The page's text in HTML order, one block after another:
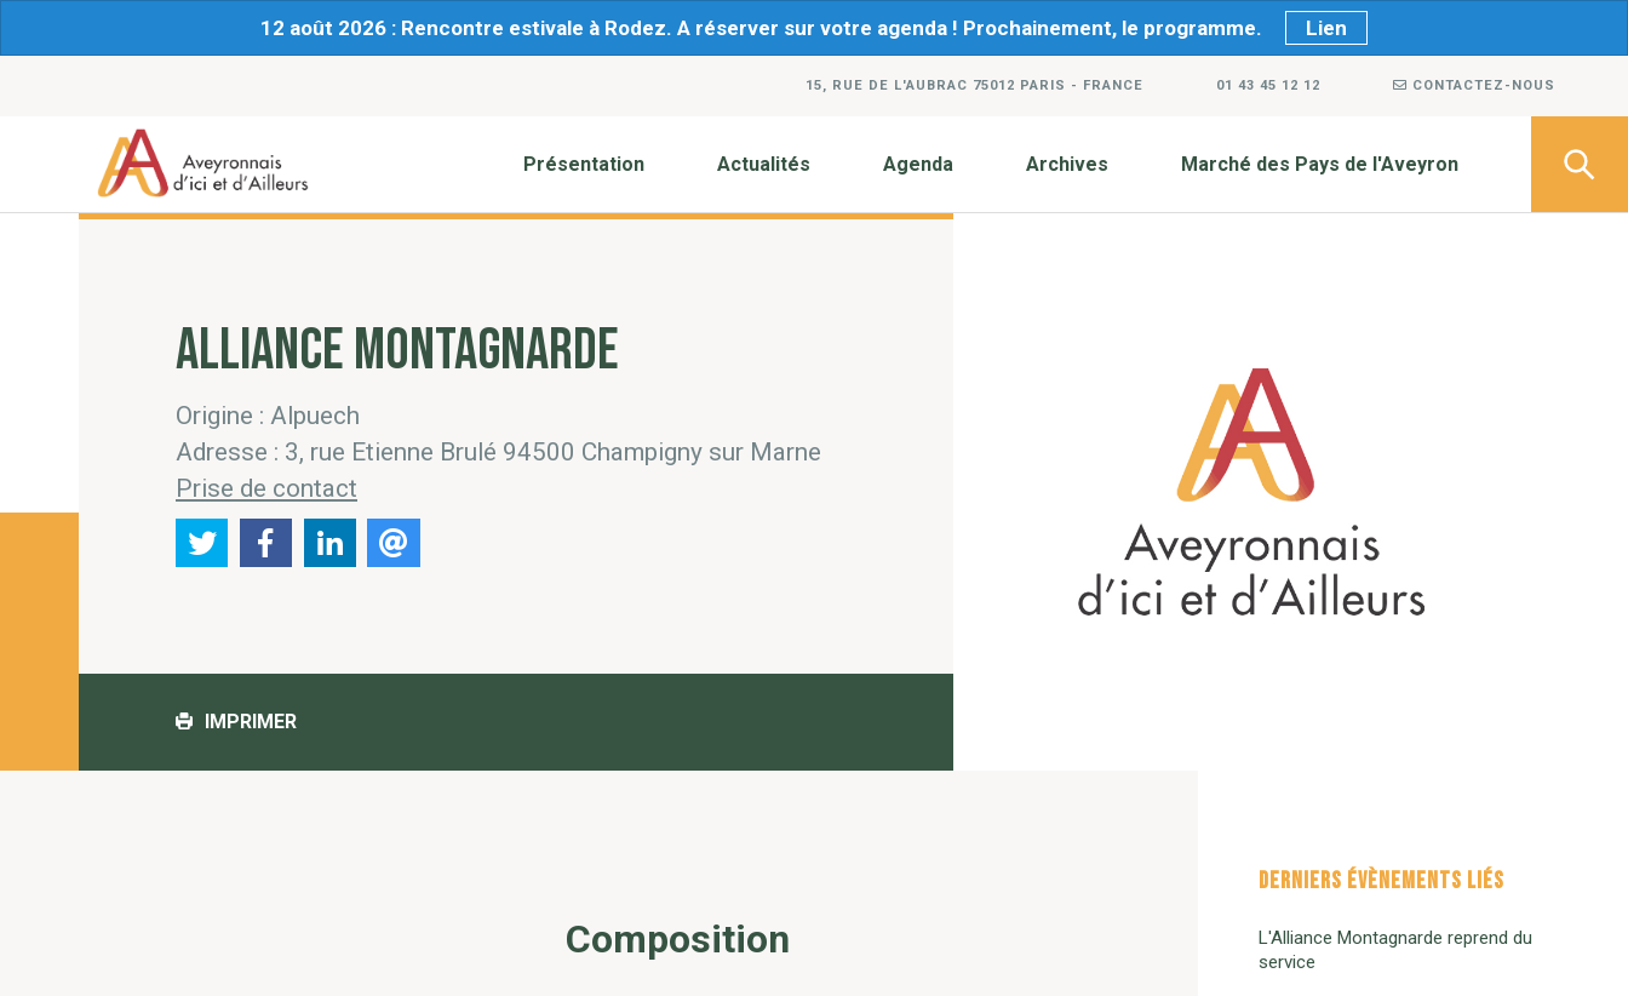
12 août 2026 : Rencontre estivale à Rodez. A réserver sur votre agenda ! Prochainement, le programme. Lien
15, RUE DE L'AUBRAC 75012 PARIS - FRANCE 01 43 45 12 12 CONTACTEZ-NOUS
Présentation Actualités Agenda Archives Marché des Pays de l'Aveyron
ALLIANCE MONTAGNARDE
Origine : Alpuech
Adresse : 3, rue Etienne Brulé 94500 Champigny sur Marne
Prise de contact
IMPRIMER
DERNIERS ÉVÈNEMENTS LIÉS
L'Alliance Montagnarde reprend du
service
Composition